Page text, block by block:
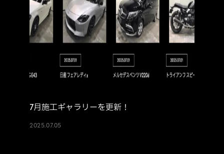
7月施工ギャラリーを更新！
2025.07.05